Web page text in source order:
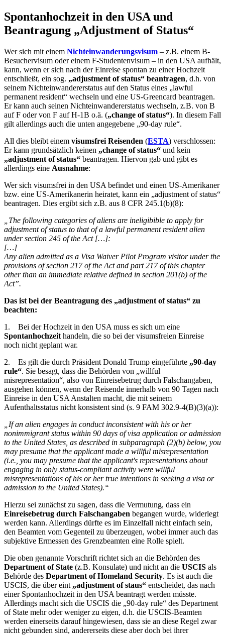
Spontanhochzeit in den USA und
Beantragung „Adjustment of Status“
Wer sich mit einem Nichteinwanderungsvisum – z.B. einem B-
Besuchervisum oder einem F-Studentenvisum – in den USA aufhält,
kann, wenn er sich nach der Einreise spontan zu einer Hochzeit
entschließt, ein sog. „adjustment of status“ beantragen, d.h. von
seinem Nichteinwandererstatus auf den Status eines „lawful
permanent resident“ wechseln und eine US-Greencard beantragen.
Er kann auch seinen Nichteinwandererstatus wechseln, z.B. von B
auf F oder von F auf H-1B o.ä. („change of status“). In diesem Fall
gilt allerdings auch die unten angegebene „90-day rule“.
All dies bleibt einem visumsfrei Reisenden (ESTA) verschlossen:
Er kann grundsätzlich keinen „change of status“ und kein
„adjustment of status“ beantragen. Hiervon gab und gibt es
allerdings eine Ausnahme:
Wer sich visumsfrei in den USA befindet und einen US-Amerikaner
bzw. eine US-Amerikanerin heiratet, kann ein „adjustment of status“
beantragen. Dies ergibt sich z.B. aus 8 CFR 245.1(b)(8):
„The following categories of aliens are ineligibible to apply for
adjustment of status to that of a lawful permanent resident alien
under section 245 of the Act […]:
[…]
Any alien admitted as a Visa Waiver Pilot Program visitor under the
provisions of section 217 of the Act and part 217 of this chapter
other than an immediate relative defined in section 201(b) of the
Act”.
Das ist bei der Beantragung des „adjustment of status“ zu
beachten:
1. Bei der Hochzeit in den USA muss es sich um eine
Spontanhochzeit handeln, die so bei der visumsfreien Einreise
noch nicht geplant war.
2. Es gilt die durch Präsident Donald Trump eingeführte „90-day
rule“. Sie besagt, dass die Behörden von „willful
misrepresentation“, also von Einreisebetrug durch Falschangaben,
ausgehen können, wenn der Reisende innerhalb von 90 Tagen nach
Einreise in den USA Anstalten macht, die mit seinem
Aufenthaltsstatus nicht konsistent sind (s. 9 FAM 302.9-4(B)(3)(a)):
„If an alien engages in conduct inconsistent with his or her
nonimmigrant status within 90 days of visa application or admission
to the United States, as described in subparagraph (2)(b) below, you
may presume that the applicant made a willful misrepresentation
(i.e., you may presume that the applicant's representations about
engaging in only status-compliant activity were willful
misrepresentations of his or her true intentions in seeking a visa or
admission to the United States).“
Hierzu sei zunächst zu sagen, dass die Vermutung, dass ein
Einreisebetrug durch Falschangaben begangen wurde, widerlegt
werden kann. Allerdings dürfte es im Einzelfall nicht einfach sein,
den Beamten vom Gegenteil zu überzeugen, wobei immer auch das
subjektive Ermessen des Grenzbeamten eine Rolle spielt.
Die oben genannte Vorschrift richtet sich an die Behörden des
Department of State (z.B. Konsulate) und nicht an die USCIS als
Behörde des Department of Homeland Security. Es ist auch die
USCIS, die über eint „adjustment of staus“ entscheidet, das nach
einer Spontanhochzeit in den USA beantragt werden müsste.
Allerdings macht sich die USCIS die „90-day rule“ des Department
of State mehr oder weniger zu eigen, d.h. die USCIS-Beamten
werden einerseits darauf hingewiesen, dass sie an diese Regel zwar
nicht gebunden sind, andererseits diese aber doch bei ihrer